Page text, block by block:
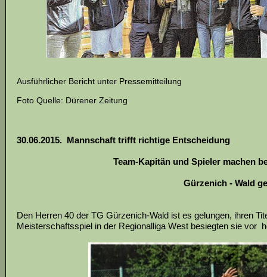
Ausführlicher Bericht unter Pressemitteilung
Foto Quelle: Dürener Zeitung
30.06.2015. Mannschaft trifft richtige Entscheidung
Team-Kapitän und Spieler machen
Gürzenich - Wald
Den Herren 40 der TG Gürzenich-Wald ist es gelungen, ihren
Meisterschaftsspiel in der Regionalliga West besiegten sie vor